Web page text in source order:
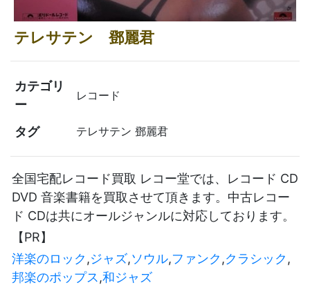
テレサテン 鄧麗君
カテゴリ
ー
レコード
タグ テレサテン 鄧麗君
全国宅配レコード買取 レコー堂では、レコード CD
DVD 音楽書籍を買取させて頂きます。中古レコー
ド CDは共にオールジャンルに対応しております。
【PR】
洋楽のロック,ジャズ,ソウル,ファンク,クラシック,
邦楽のポップス,和ジャズ